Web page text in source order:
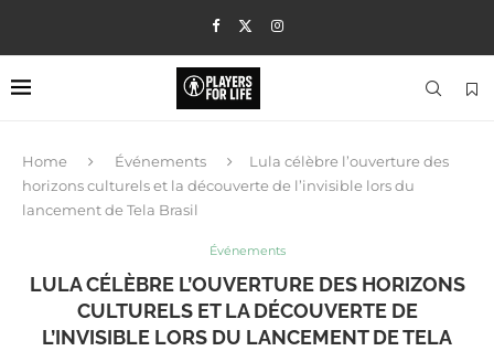
Home Événements
Lula célèbre l’ouverture des
horizons culturels et la découverte de l’invisible lors du
lancement de Tela Brasil
Événements
LULA CÉLÈBRE L’OUVERTURE DES HORIZONS
CULTURELS ET LA DÉCOUVERTE DE
L’INVISIBLE LORS DU LANCEMENT DE TELA